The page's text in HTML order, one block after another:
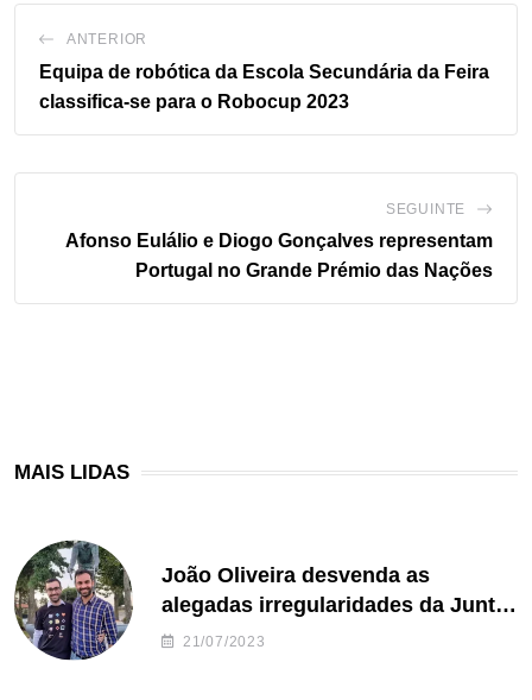
ANTERIOR
Equipa de robótica da Escola Secundária da Feira
classifica-se para o Robocup 2023
SEGUINTE
Afonso Eulálio e Diogo Gonçalves representam
Portugal no Grande Prémio das Nações
MAIS LIDAS
João Oliveira desvenda as
alegadas irregularidades da Junta
de Freguesia S. João de Ver
21/07/2023